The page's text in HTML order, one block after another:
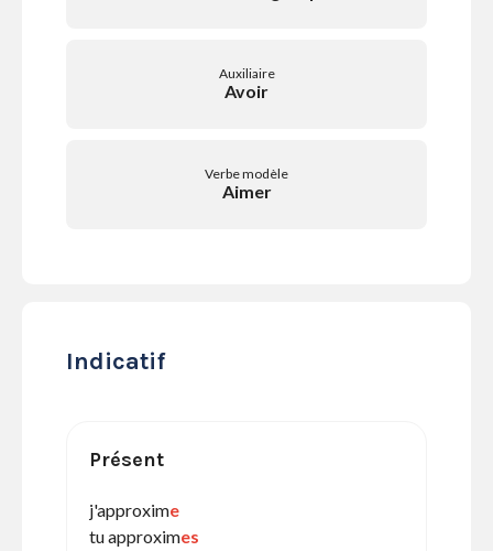
Auxiliaire
Avoir
Verbe modèle
Aimer
Indicatif
Présent
j'approxime
tu approximes